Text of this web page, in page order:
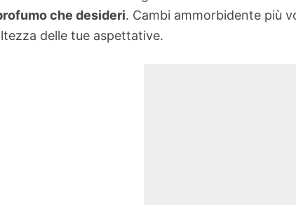
che desideri. Cambi ammorbidente più
delle tue aspettative.